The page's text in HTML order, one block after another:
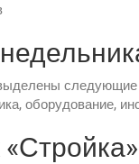
оборудование,